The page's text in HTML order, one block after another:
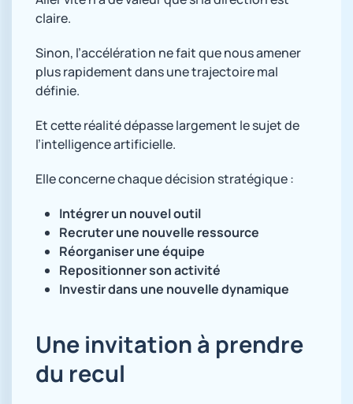
claire.
Sinon, l’accélération ne fait que nous amener
plus rapidement dans une trajectoire mal
définie.
Et cette réalité dépasse largement le sujet de
l’intelligence artificielle.
Elle concerne chaque décision stratégique :
Intégrer un nouvel outil
Recruter une nouvelle ressource
Réorganiser une équipe
Repositionner son activité
Investir dans une nouvelle dynamique
Une invitation à prendre
du recul